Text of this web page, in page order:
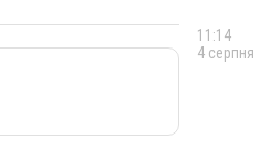
11:14
4 серпня